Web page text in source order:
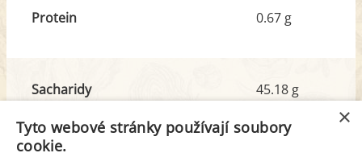
Protein 0.67 g
Sacharidy
z toho cukr
45.18 g
40.94 g
×
Tyto webové stránky používají soubory
cookie.